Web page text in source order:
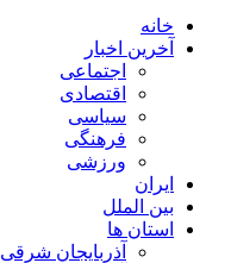
خانه
آخرین اخبار
اجتماعی
اقتصادی
سیاسی
فرهنگی
ورزشی
ایران
بین الملل
استان ها
آذربایجان شرقی